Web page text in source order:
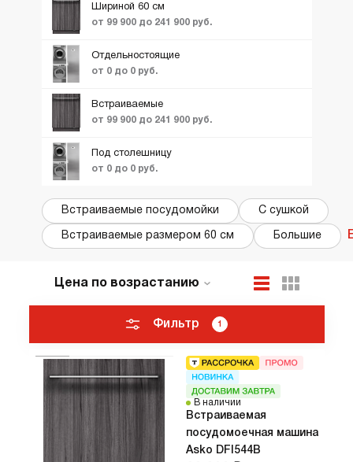
Asko Professional
Аксессуары
Шоу-рум
Шириной 60 см
от 99 900 до 241 900 руб.
Отдельностоящие
от 0 до 0 руб.
Встраиваемые
от 99 900 до 241 900 руб.
Под столешницу
от 0 до 0 руб.
Встраиваемые посудомойки С сушкой
Встраиваемые размером 60 см Большие
Цена по возрастанию
По популярности
ТОП лучших
Акции и Скидки
Фильтр 1
В наличии
Встраиваемая
посудомоечная машина
Asko DFI544B